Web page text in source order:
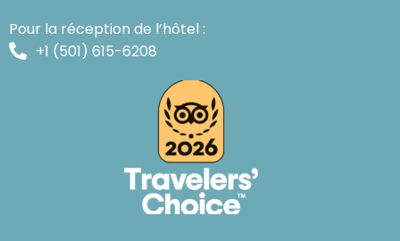
Pour la réception de l’hôtel :
+1 (501) 615-6208